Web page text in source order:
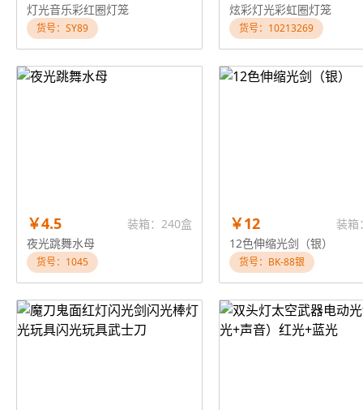
灯光音乐彩红圈灯笼
货号：SY89
炫彩灯光彩虹圈灯笼
货号：10213269
￥4.5
装箱：240盒
夜光跳舞水母
货号：1045
￥12
装箱
12色伸缩光剑（银）
货号：BK-88银